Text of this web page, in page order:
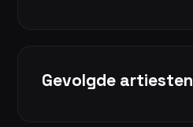
Gevolgde artiesten